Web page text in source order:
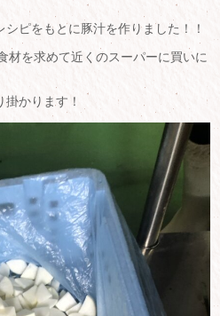
ピをもとに豚汁を作りました！！
材を求めて近くのスーパーに買いに
かります！